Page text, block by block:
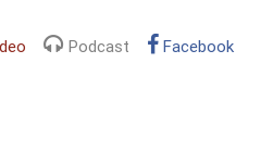
Podcast Facebook